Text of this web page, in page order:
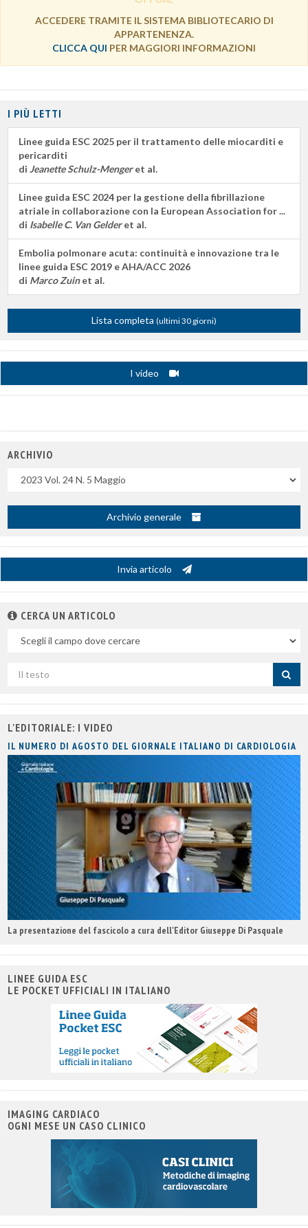
ACCEDERE TRAMITE IL SISTEMA BIBLIOTECARIO DI
APPARTENENZA.
CLICCA QUI PER MAGGIORI INFORMAZIONI
I PIÙ LETTI
Linee guida ESC 2025 per il trattamento delle miocarditi e
pericarditi
di Jeanette Schulz-Mengeret al.
Linee guida ESC 2024 per la gestione della fibrillazione
atriale in collaborazione con la European Association for ...
di Isabelle C. Van Gelderet al.
Embolia polmonare acuta: continuità e innovazione tra le
linee guida ESC 2019 e AHA/ACC 2026
di Marco Zuinet al.
Lista completa (ultimi 30 giorni)
I video
ARCHIVIO
Uscite
Archivio generale
Invia articolo
CERCA UN ARTICOLO
Nel
Cerca
L'EDITORIALE: I VIDEO
IL NUMERO DI AGOSTO DEL GIORNALE ITALIANO DI CARDIOLOGIA
La presentazione del fascicolo a cura dell'Editor Giuseppe Di Pasquale
LINEE GUIDA ESC
LE POCKET UFFICIALI IN ITALIANO
IMAGING CARDIACO
OGNI MESE UN CASO CLINICO